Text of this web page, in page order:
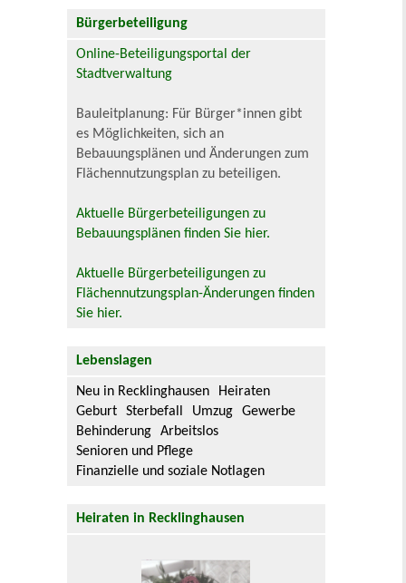
Bürgerbeteiligung
Online-Beteiligungsportal der
Stadtverwaltung
Bauleitplanung: Für Bürger*innen gibt
es Möglichkeiten, sich an
Bebauungsplänen und Änderungen zum
Flächennutzungsplan zu beteiligen.
Aktuelle Bürgerbeteiligungen zu
Bebauungsplänen finden Sie hier.
Aktuelle Bürgerbeteiligungen zu
Flächennutzungsplan-Änderungen finden
Sie hier.
Lebenslagen
Neu in Recklinghausen
Heiraten
Geburt
Sterbefall Umzug
Gewerbe
Behinderung
Arbeitslos
Senioren und Pflege
Finanzielle und soziale Notlagen
Heiraten in Recklinghausen